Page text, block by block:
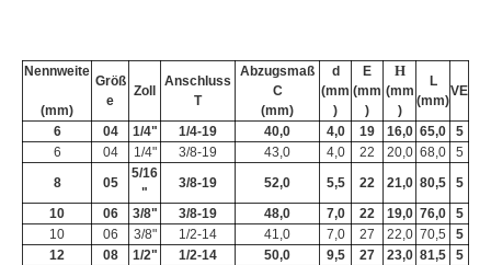
Nennweite
(mm)
Größ
e
Zoll
Anschluss
T
Abzugsmaß
C
(mm)
d
(mm
)
E
(mm
)
H
(mm
)
L
(mm)
VE
6 04 1/4" 1/4-19 40,0 4,0 19 16,0 65,0
5
6
04 1/4" 3/8-19 43,0 4,0 22 20,0 68,0
5
8
05
5/16
"
3/8-19 52,0 5,5 22 21,0 80,5
5
10
06 3/8" 3/8-19 48,0 7,0 22 19,0 76,0
5
10
06 3/8" 1/2-14 41,0 7,0 27 22,0 70,5
5
12
08 1/2" 1/2-14 50,0 9,5 27 23,0 81,5
5